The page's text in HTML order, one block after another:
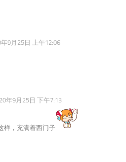
年9月25日 上午12:06
年9月25日 下午7:13
样，充满着西门子